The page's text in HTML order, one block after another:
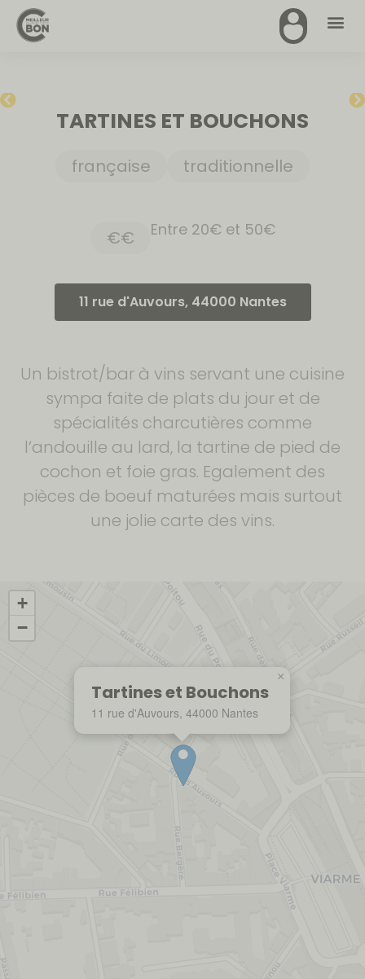
TARTINES ET BOUCHONS
française traditionnelle
€€ Entre 20€ et 50€
11 rue d'Auvours, 44000 Nantes
Un bistrot/bar à vins servant une cuisine
sympa faite de plats du jour et de
spécialités charcutières comme
l’andouille au lard, la tartine de pied de
cochon et foie gras. Egalement des
pièces de boeuf maturées mais surtout
une jolie carte des vins.
Tartines et Bouchons
11 rue d'Auvours, 44000 Nantes
×
+
−